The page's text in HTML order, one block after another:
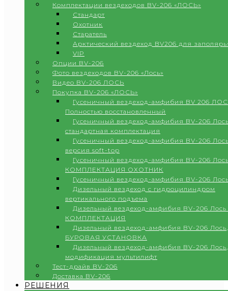
Комплектации вездеходов BV-206 «ЛОСЬ»
Стандарт
Охотник
Старатель
Арктический вездеход BV206 для
VIP
Опции BV-206
Фото вездеходов BV-206 «Лось»
Видео BV-206 ЛОСЬ
Покупка BV-206 «ЛОСЬ»
Гусеничный вездеход-амфибия BV 206
Полностью восстановленный
Гусеничный вездеход-амфибия BV-206
стандартная комплектация
Гусеничный вездеход-амфибия BV-206
версия soft-top
Гусеничный вездеход-амфибия BV-206
КОМПЛЕКТАЦИЯ ОХОТНИК
Гусеничный вездеход-амфибия BV-206
Дизельный вездеход с гидроцилиндром
вертикального подъема
Дизельный вездеход-амфибия BV-206 Лось
КОМПЛЕКТАЦИЯ
Дизельный вездеход-амфибия BV-206 Лось,
БУРОВАЯ УСТАНОВКА
Дизельный вездеход-амфибия BV-206 Лось,
модификация мультилифт
Тест-драйв BV-206
Доставка BV-206
РЕШЕНИЯ